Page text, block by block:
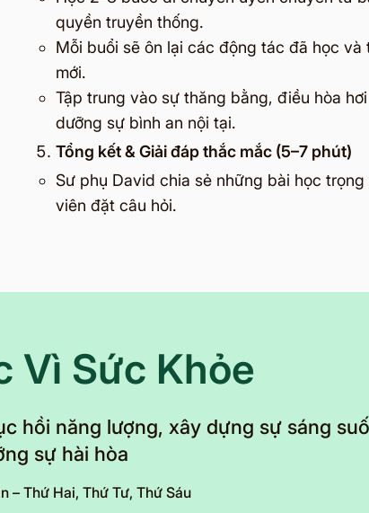
quyền truyền thống.
Mỗi buổi sẽ ôn lại các động tác đã học và
mới.
Tập trung vào sự thăng bằng, điều hòa
dưỡng sự bình an nội tại.
Tổng kết & Giải đáp thắc mắc (5–7 phút)
Sư phụ David chia sẻ những bài học
viên đặt câu hỏi.
Vì Sức Khỏe
hồi năng lượng, xây dựng sự sáng
sự hài hòa
– Thứ Hai, Thứ Tư, Thứ Sáu